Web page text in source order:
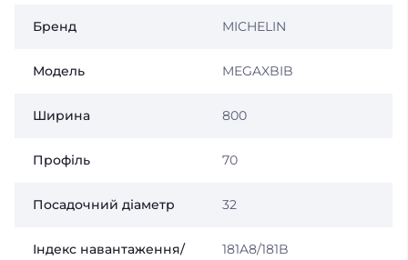
Бренд MICHELIN
Модель MEGAXBIB
Ширина 800
Профіль 70
Посадочний діаметр 32
Індекс навантаження/ 181A8/181B